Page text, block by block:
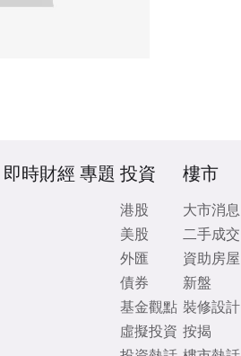
即時財經 專題 投資
港股
美股
外匯
債券
基金觀點
虛擬投資
樓市
大市消息
二手成交
資助房屋
新盤
裝修設計
按揭